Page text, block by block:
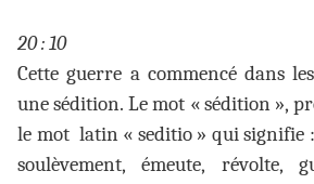
20 : 10
Cette guerre a commencé dans
une sédition. Le mot « sédition »,
le mot latin « seditio » qui signifie
soulèvement, émeute, révolte,